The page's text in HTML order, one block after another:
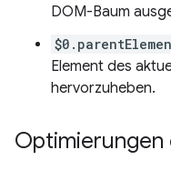
DOM-Baum
Element des
hervorzuheben.
Optimierungen